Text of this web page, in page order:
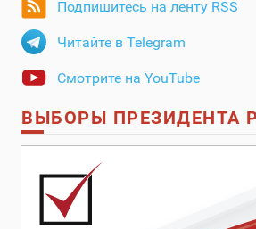
Подпишитесь на ленту RSS
Читайте в Telegram
Смотрите на YouTube
ВЫБОРЫ ПРЕЗИДЕНТА